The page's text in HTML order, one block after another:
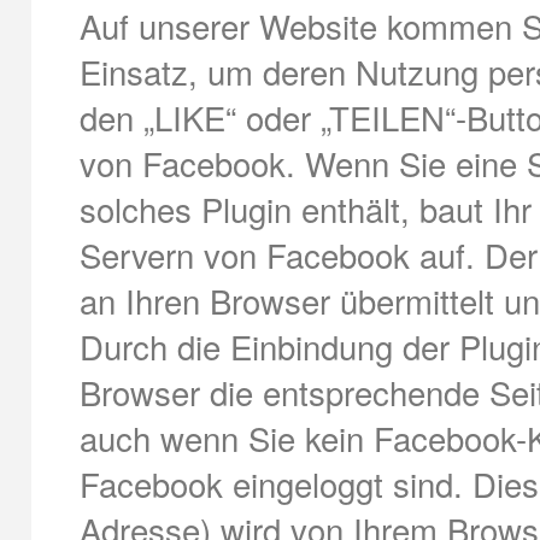
Auf unserer Website kommen
Einsatz, um deren Nutzung
den „LIKE“ oder „TEILEN“-
von Facebook. Wenn Sie eine
solches Plugin enthält, baut
Servern von Facebook auf.
an Ihren Browser übermittelt
Durch die Einbindung der
Browser die entsprechende
auch wenn Sie kein
Facebook eingeloggt sind.
Adresse) wird von Ihrem